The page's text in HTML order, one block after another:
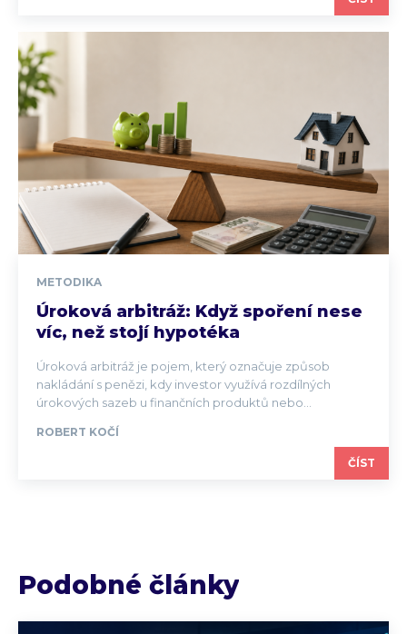
METODIKA
Úroková arbitráž: Když spoření nese
víc, než stojí hypotéka
Úroková arbitráž je pojem, který označuje způsob
nakládání s penězi, kdy investor využívá rozdílných
úrokových sazeb u finančních produktů nebo...
ROBERT KOČÍ
ČÍST
Podobné články